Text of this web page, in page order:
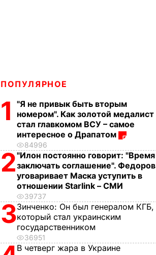
ПОПУЛЯРНОЕ
1
"Я не привык быть вторым
номером". Как золотой медалист
стал главкомом ВСУ – самое
интересное о Драпатом
84996
2"Илон постоянно говорит: "Время
заключать соглашение". Федоров
уговаривает Маска уступить в
отношении Starlink – СМИ
39737
3Зинченко: Он был генералом КГБ,
который стал украинским
государственником
36951
В четверг жара в Украине